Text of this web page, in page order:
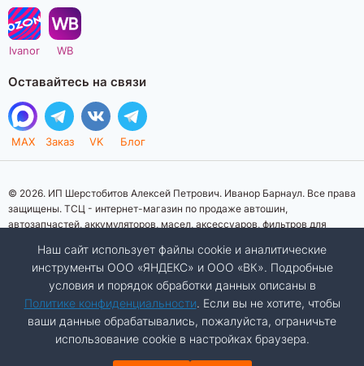
Ivanor WB
Оставайтесь на связи
MAX Заказ VK Блог
© 2026. ИП Шерстобитов Алексей Петрович. Иванор Барнаул. Все права
защищены. ТСЦ - интернет-магазин по продаже автошин,
автозапчастей, аккумуляторов, масел, аксессуаров, фильтров для
информационный характер. Представленная информация о товарах, их
стоимости, характеристик, фото, наличия на складе ни при каких
условиях не является публичной офертой, определяемой положениями
Статьи 437 (2) Гражданского кодекса Российской Федерации.
Изображения товаров на фотографиях, представленных на сайте, могут
отличаться от оригиналов. Копирование материалов сайта запрещено.
Наш сайт использует файлы cookie и аналитические
инструменты ООО «ЯНДЕКС» и ООО «ВК». Подробные
условия и порядок обработки данных описаны в
Политике конфиденциальности. Если вы не хотите, чтобы
ваши данные обрабатывались, пожалуйста, ограничьте
использование cookie в настройках браузера.